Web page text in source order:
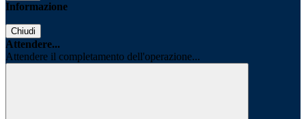
Informazione
Chiudi
Attendere...
Attendere il completamento dell'operazione...